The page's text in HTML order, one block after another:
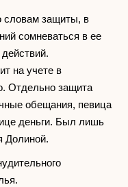
словам защиты, в
сомневаться в ее
на учете в
Отдельно защита
обещания, певица
деньги. Был лишь
Долиной.